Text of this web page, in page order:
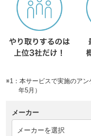
※1：本サービスで実施のア
年5月）
メーカー